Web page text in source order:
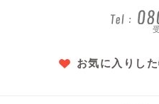
お気に入りし